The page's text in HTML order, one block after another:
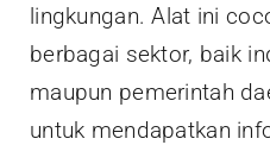
lingkungan. Alat ini
berbagai sektor, baik
maupun pemerintah
untuk mendapatkan